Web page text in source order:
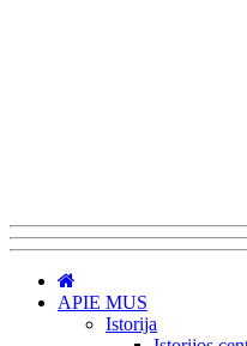
APIE MUS
Istorija